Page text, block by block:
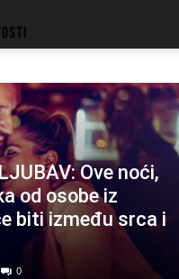
Ove noći,
od osobe iz
biti između srca i
0